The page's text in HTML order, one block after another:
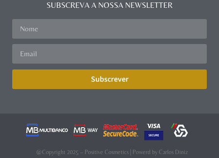
SUBSCREVA A NOSSA NEWSLETTER
Subscrever
@Copyright 2025 – Positive Cosmetics | Powerd by Carlos Diniz